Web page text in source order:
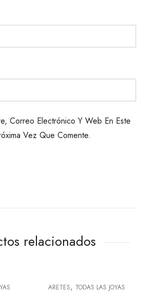
Correo Electrónico Y Web En Este
Vez Que Comente.
relacionados
ARETES, TODAS LAS JOYAS